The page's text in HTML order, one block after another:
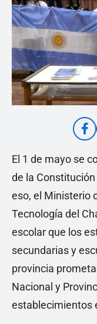
El 1 de mayo se
de la
eso, el Ministerio
Tecnología del
escolar que los
secundarias y
provincia
Nacional y
establecimientos